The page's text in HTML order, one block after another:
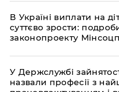
В Україні виплати на
суттєво зрости:
законопроекту
У Держслужбі
назвали професії з